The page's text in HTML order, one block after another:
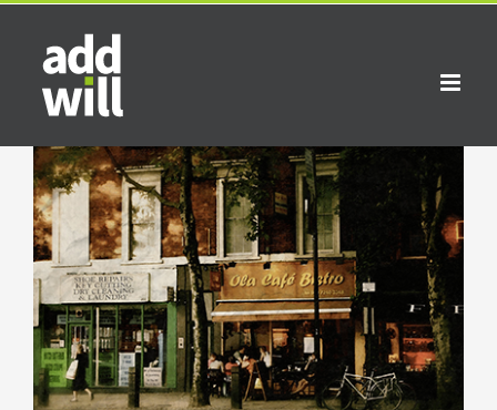
Skip
content
View
Larger
Image